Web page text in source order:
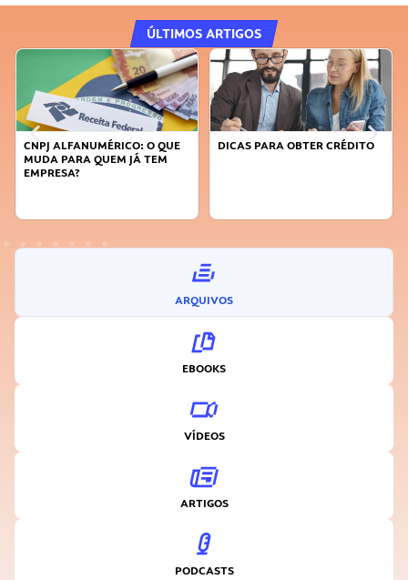
ÚLTIMOS ARTIGOS
O QUE
JÁ TEM
DICAS PARA OBTER CRÉDITO
FAÇA A DIFERENÇA:
ARQUIVOS
EBOOKS
VÍDEOS
ARTIGOS
PODCASTS